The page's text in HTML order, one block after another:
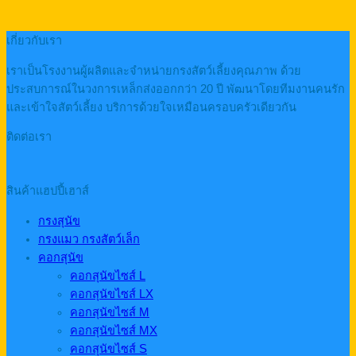
เกี่ยวกับเรา
เราเป็นโรงงานผู้ผลิตและจำหน่ายกรงสัตว์เลี้ยงคุณภาพ ด้วย
ประสบการณ์ในวงการเหล็กส่งออกกว่า 20 ปี พัฒนาโดยทีมงานคนรัก
และเข้าใจสัตว์เลี้ยง บริการด้วยใจเหมือนครอบครัวเดียวกัน
ติดต่อเรา
สินค้าแฮปปี้เฮาส์
กรงสุนัข
กรงแมว กรงสัตว์เล็ก
คอกสุนัข
คอกสุนัขไซส์ L
คอกสุนัขไซส์ LX
คอกสุนัขไซส์ M
คอกสุนัขไซส์ MX
คอกสุนัขไซส์ S